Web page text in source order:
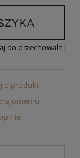
do przechowalni
o produkt